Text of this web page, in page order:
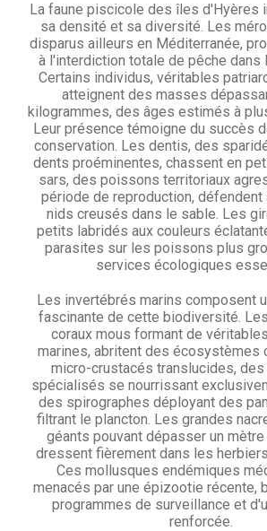
La faune piscicole des îles d'Hyères
sa densité et sa diversité. Les
disparus ailleurs en Méditerranée,
à l'interdiction totale de pêche dans
Certains individus, véritables
atteignent des masses
kilogrammes, des âges estimés à
Leur présence témoigne du succès
conservation. Les dentis, des
dents proéminentes, chassent en
sars, des poissons territoriaux
période de reproduction, défendent
nids creusés dans le sable. Les
petits labridés aux couleurs
parasites sur les poissons plus
services écologiques
Les invertébrés marins composent
fascinante de cette biodiversité.
coraux mous formant de
marines, abritent des écosystèmes
micro-crustacés translucides, des
spécialisés se nourrissant
des spirographes déployant des
filtrant le plancton. Les grandes
géants pouvant dépasser un mètre
dressent fièrement dans les
Ces mollusques endémiques
menacés par une épizootie récente,
programmes de surveillance et
renforcée.